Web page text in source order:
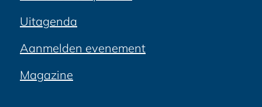
Uitagenda
Aanmelden evenement
Magazine